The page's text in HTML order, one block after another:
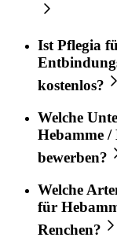
Ist Pflegia
kostenlos?
Welche
Hebamme
bewerben?
Welche
für
Renchen?